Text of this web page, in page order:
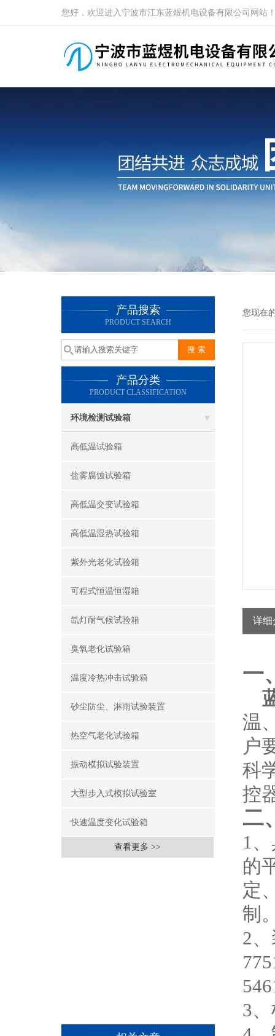
您好，欢迎进入宁波市江东蓝煜机电设备有限公司网站
产品搜索
PRODUCT SEARCH
产品分类
PRODUCT CLASSIFICATION
环境检测试验箱
高低温试验箱
盐雾腐蚀试验箱
高低温交变试验箱
高低温湿热试验箱
紫外光老化试验箱
可程式恒温恒湿箱
氙灯耐气候试验箱
臭氧老化试验箱
温度冷热冲击试验箱
砂尘防尘、淋雨试验装置
热空气老化试验箱
振动模拟试验装置
大型步入式模拟试验室
快速温度变化试验箱
查看更多 >>
您现在
详细
一
温
户
科
控
二
1
的
定
制
2
3